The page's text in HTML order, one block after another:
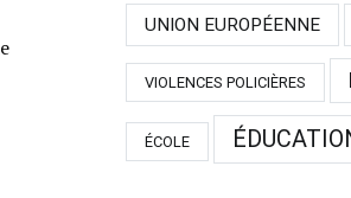
UNION EUROPÉENNE
VIOLENCES POLICIÈRES
ÉCOLE